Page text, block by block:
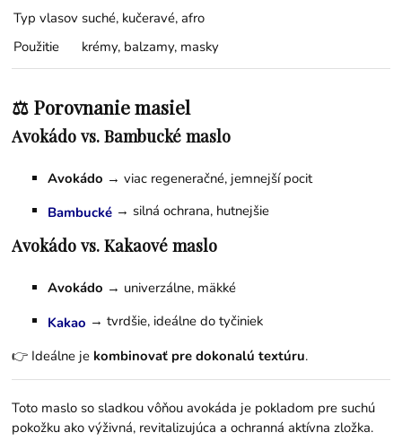
Typ vlasov suché, kučeravé, afro
Použitie
krémy, balzamy, masky
⚖️ Porovnanie masiel
Avokádo vs. Bambucké maslo
Avokádo → viac regeneračné, jemnejší pocit
Bambucké → silná ochrana, hutnejšie
Avokádo vs. Kakaové maslo
Avokádo → univerzálne, mäkké
Kakao → tvrdšie, ideálne do tyčiniek
👉 Ideálne je kombinovať pre dokonalú textúru.
Toto maslo so sladkou vôňou avokáda je pokladom pre suchú
pokožku ako výživná, revitalizujúca a ochranná aktívna zložka.